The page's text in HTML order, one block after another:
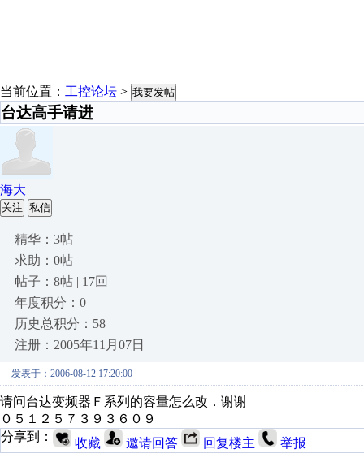
当前位置： 工控论坛 > 我要发帖
台达高手请进
海大
关注 私信
精华：3帖
求助：0帖
帖子：8帖 | 17回
年度积分：0
历史总积分：58
注册：2005年11月07日
发表于：2006-08-12 17:20:00
请问台达变频器Ｆ系列的容量怎么改．谢谢
０５１２５７３９３６０９
分享到：
收藏 邀请回答 回复楼主 举报